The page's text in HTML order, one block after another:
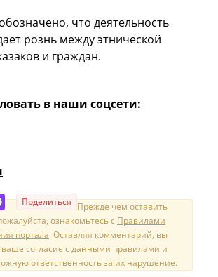
что деятельность
рознь между этнической
и граждан.
в наши соцсети:
Поделиться Прежде чем оставить
ознакомьтесь с Правилами
портала. Оставляя комментарий, вы
ваше согласие с данными правилами и
ответственность за их нарушение.